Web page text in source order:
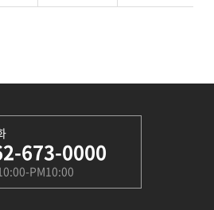
673-0000
PM10:00